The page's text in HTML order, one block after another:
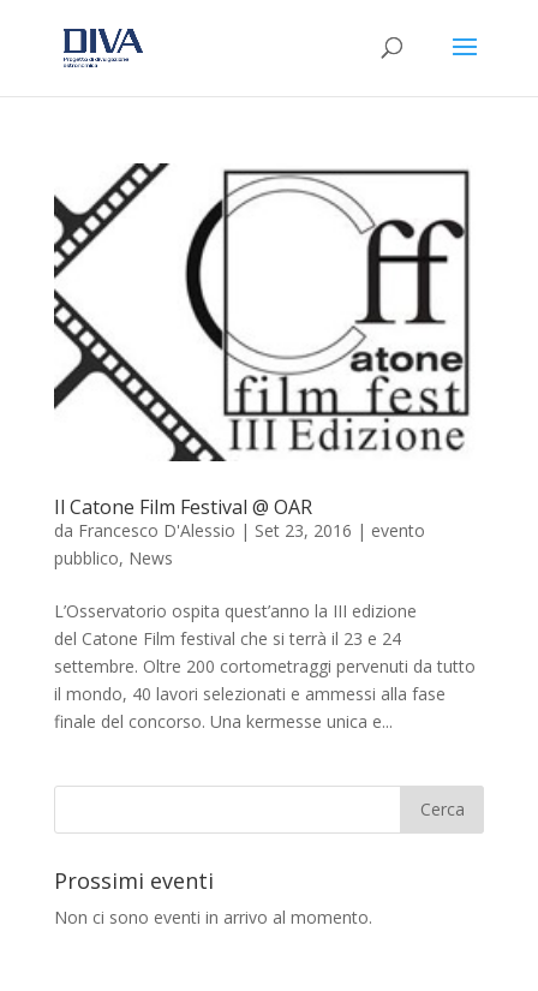
Il Catone Film Festival @ OAR
da Francesco D'Alessio | Set 23, 2016 | evento
pubblico, News
L’Osservatorio ospita quest’anno la III edizione
del Catone Film festival che si terrà il 23 e 24
settembre. Oltre 200 cortometraggi pervenuti da tutto
il mondo, 40 lavori selezionati e ammessi alla fase
finale del concorso. Una kermesse unica e...
Prossimi eventi
Non ci sono eventi in arrivo al momento.